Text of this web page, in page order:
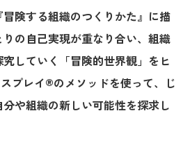
険する組織のつくりかた』に描
の自己実現が重なり合い、組織
していく「冒険的世界観」をヒ
プレイ®のメソッドを使って、じ
や組織の新しい可能性を探求し